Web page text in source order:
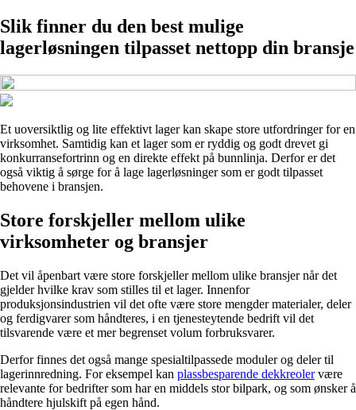
Slik finner du den best mulige
lagerløsningen tilpasset nettopp din bransje
Et uoversiktlig og lite effektivt lager kan skape store utfordringer for en
virksomhet. Samtidig kan et lager som er ryddig og godt drevet gi
konkurransefortrinn og en direkte effekt på bunnlinja. Derfor er det
også viktig å sørge for å lage lagerløsninger som er godt tilpasset
behovene i bransjen.
Store forskjeller mellom ulike
virksomheter og bransjer
Det vil åpenbart være store forskjeller mellom ulike bransjer når det
gjelder hvilke krav som stilles til et lager. Innenfor
produksjonsindustrien vil det ofte være store mengder materialer, deler
og ferdigvarer som håndteres, i en tjenesteytende bedrift vil det
tilsvarende være et mer begrenset volum forbruksvarer.
Derfor finnes det også mange spesialtilpassede moduler og deler til
lagerinnredning. For eksempel kan plassbesparende dekkreolervære
relevante for bedrifter som har en middels stor bilpark, og som ønsker å
håndtere hjulskift på egen hånd.